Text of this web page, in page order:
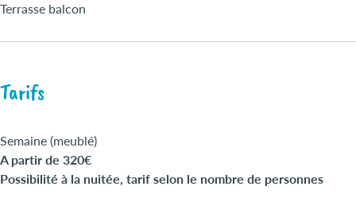
Terrasse balcon
Tarifs
Semaine (meublé)
A partir de 320€
Possibilité à la nuitée, tarif selon le nombre de personnes